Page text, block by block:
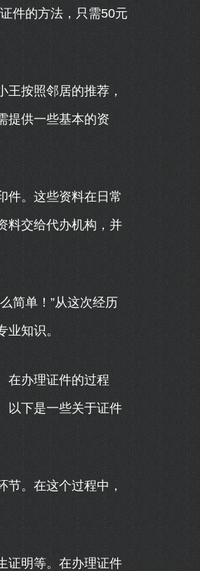
件的方法，只需50元
按照邻居的推荐，
提供一些基本的资
件。这些资料在日常
料交给代办机构，并
简单！”从这次经历
知识。
在办理证件的过程
以下是一些关于证件
。在这个过程中，
证明等。在办理证件